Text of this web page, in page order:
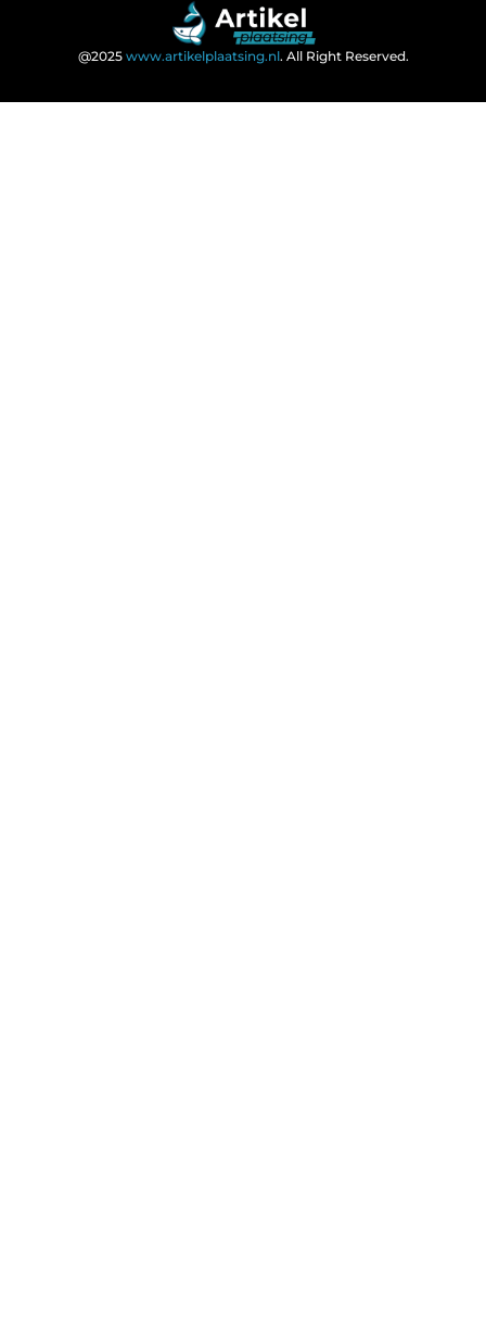
@2025 www.artikelplaatsing.nl. All Right Reserved.